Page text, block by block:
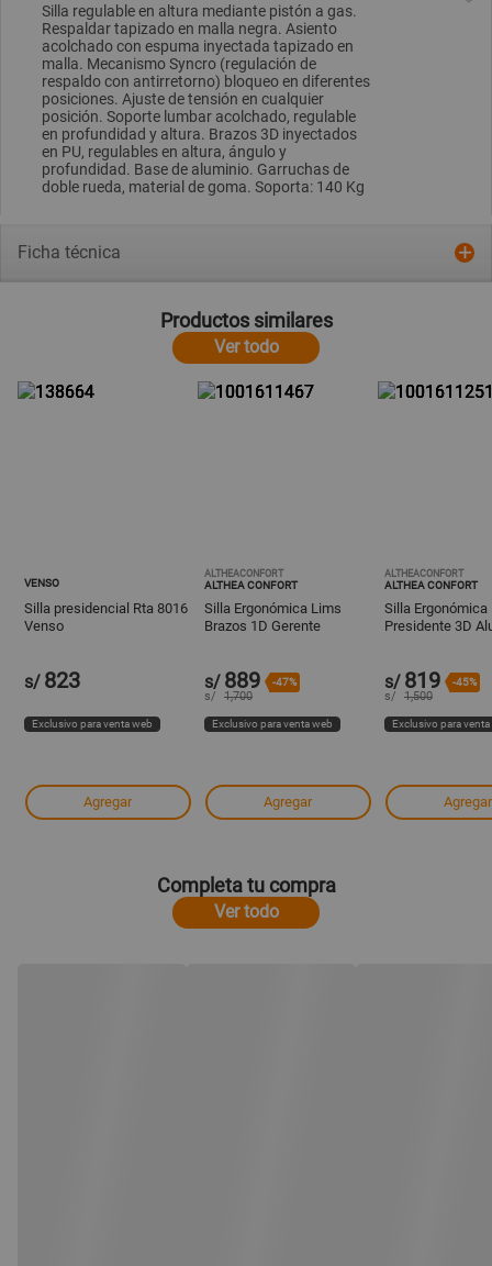
Silla regulable en altura mediante pistón a gas.
Respaldar tapizado en malla negra. Asiento
acolchado con espuma inyectada tapizado en
malla. Mecanismo Syncro (regulación de
respaldo con antirretorno) bloqueo en diferentes
posiciones. Ajuste de tensión en cualquier
posición. Soporte lumbar acolchado, regulable
en profundidad y altura. Brazos 3D inyectados
en PU, regulables en altura, ángulo y
profundidad. Base de aluminio. Garruchas de
doble rueda, material de goma. Soporta: 140 Kg
Ficha técnica
Productos similares
Ver todo
VENSO
Silla presidencial Rta 8016
Venso
s/ 823
Exclusivo para venta web
Agregar
ALTHEACONFORT
ALTHEA CONFORT
Silla Ergonómica Lims
Brazos 1D Gerente
s/ 889 -47%
s/ 1,700
Exclusivo para venta web
Agregar
ALTHEACONFORT
ALTHEA CONFORT
Silla Ergonómica
Presidente 3D
s/ 819 -45%
s/ 1,500
Exclusivo para
Agregar
Completa tu compra
Ver todo